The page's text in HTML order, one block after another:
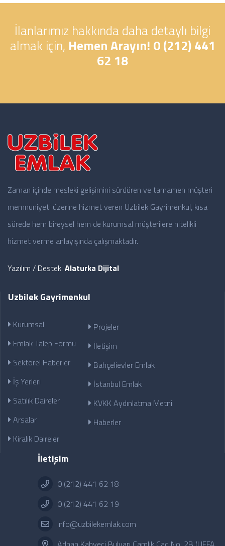
İlanlarımız hakkında daha detaylı bilgi
almak için, Hemen Arayın! 0 (212) 441
62 18
Zaman içinde mesleki gelişimini sürdüren ve tamamen müşteri
memnuniyeti üzerine hizmet veren Uzbilek Gayrimenkul, kısa
sürede hem bireysel hem de kurumsal müşterilere nitelikli
hizmet verme anlayışında çalışmaktadır.
Yazılım / Destek: Alaturka Dijital
Uzbilek Gayrimenkul
Kurumsal
Emlak Talep Formu
Sektörel Haberler
İş Yerleri
Satılık Daireler
Arsalar
Kiralık Daireler
Projeler
İletişim
Bahçelievler Emlak
İstanbul Emlak
KVKK Aydınlatma Metni
Haberler
İletişim
0 (212) 441 62 18
0 (212) 441 62 19
info@uzbilekemlak.com